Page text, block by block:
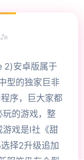
2)安卓版属于
型的独家巨非
序，巨大家都
的游戏，整
游戏是I社《甜
择2升级追加